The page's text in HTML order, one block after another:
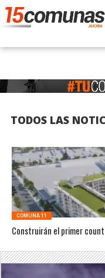
TODOS LAS
COMUNA 11
Construirán el primer